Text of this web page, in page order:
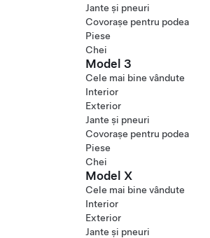
Jante și pneuri
Covorașe pentru podea
Piese
Chei
Model 3
Cele mai bine vândute
Interior
Exterior
Jante și pneuri
Covorașe pentru podea
Piese
Chei
Model X
Cele mai bine vândute
Interior
Exterior
Jante și pneuri